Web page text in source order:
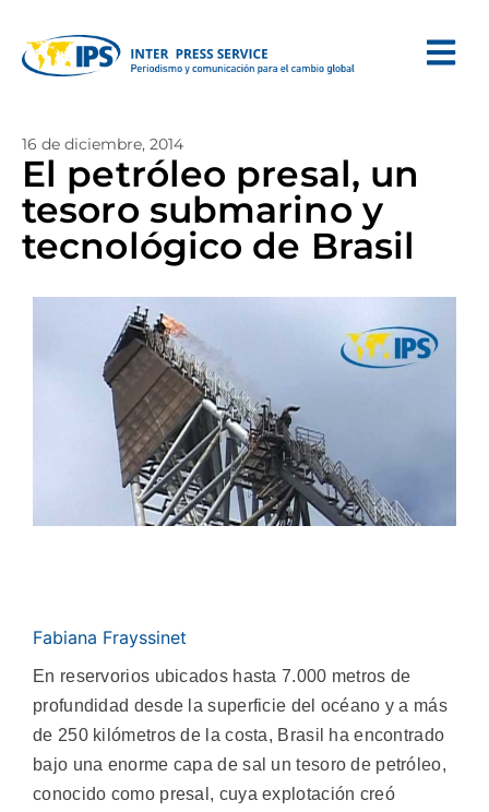
16 de diciembre, 2014
El petróleo presal, un
tesoro submarino y
tecnológico de Brasil
Fabiana Frayssinet
En reservorios ubicados hasta 7.000 metros de
profundidad desde la superficie del océano y a más
de 250 kilómetros de la costa, Brasil ha encontrado
bajo una enorme capa de sal un tesoro de petróleo,
conocido como presal, cuya explotación creó